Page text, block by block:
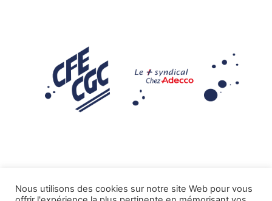
Nous utilisons des cookies sur notre site Web pour vous